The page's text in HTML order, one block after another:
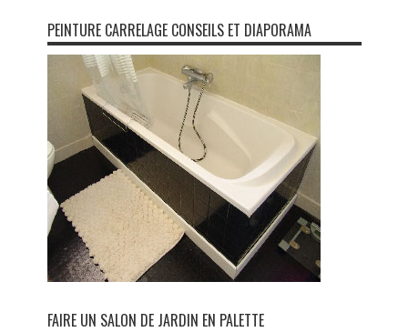
PEINTURE CARRELAGE CONSEILS ET DIAPORAMA
FAIRE UN SALON DE JARDIN EN PALETTE